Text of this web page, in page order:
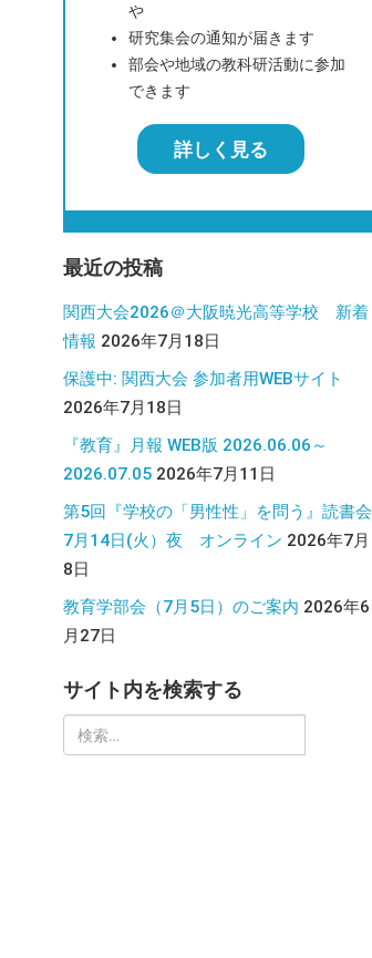
や
研究集会の通知が届きます
部会や地域の教科研活動に参加
できます
詳しく見る
最近の投稿
関西大会2026＠大阪暁光高等学校 新着
情報 2026年7月18日
保護中: 関西大会 参加者用WEBサイト
2026年7月18日
『教育』月報 WEB版 2026.06.06～
2026.07.05 2026年7月11日
第5回『学校の「男性性」を問う』読書会
7月14日(火）夜 オンライン 2026年7月
8日
教育学部会（7月5日）のご案内 2026年6
月27日
サイト内を検索する
検
索: